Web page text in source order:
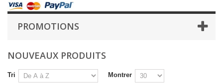
PROMOTIONS
NOUVEAUX PRODUITS
Tri
Montrer